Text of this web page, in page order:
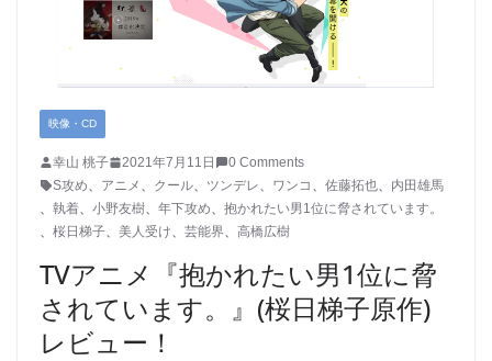
映像・CD
幸山 桃子 2021年7月11日
0 Comments
S攻め
アニメ クール ツンデレ ワンコ 佐藤拓也
内田雄馬
執着 小野友樹 年下攻め
抱かれたい男1位に脅されています。
桜日梯子 美人受け 芸能界 高橋広樹
TVアニメ『抱かれたい男1位に脅
されています。』(桜日梯子原作)
レビュー！